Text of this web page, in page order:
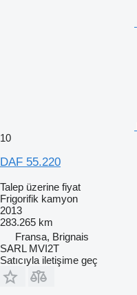
10
DAF 55.220
Talep üzerine fiyat
Frigorifik kamyon
2013
283.265 km
Fransa, Brignais
SARL MVI2T
Satıcıyla iletişime geç